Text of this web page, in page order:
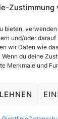
Zustimmung
bieten,
und/oder
wir Daten wie
du deine
Merkmale und